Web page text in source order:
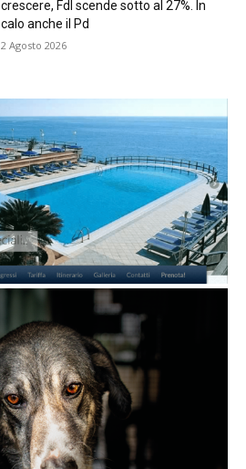
crescere, FdI scende sotto al 27%. In
calo anche il Pd
2 Agosto 2026